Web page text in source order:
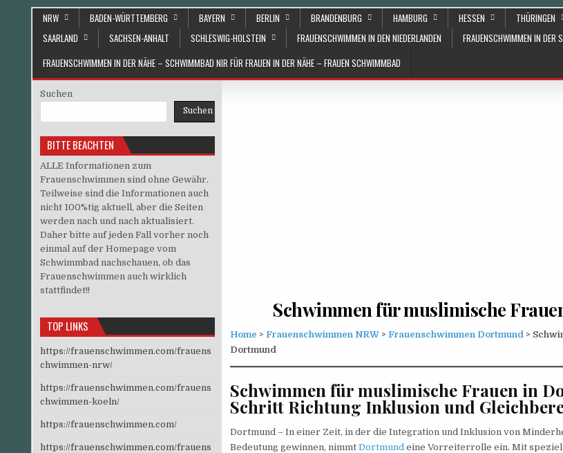
Skip to content
NRW BADEN-WÜRTTEMBERG BAYERN BERLIN BRANDENBURG HAMBURG HESSEN THÜRINGEN
SAARLAND
SACHSEN-ANHALT SCHLESWIG-HOLSTEIN FRAUENSCHWIMMEN IN DEN NIEDERLANDEN FRAUENSCHWIMMEN IN DER
FRAUENSCHWIMMEN IN DER NÄHE – SCHWIMMBAD NIR FÜR FRAUEN IN DER NÄHE – FRAUEN SCHWIMMBAD
Schwimmen für muslimische
Home > Frauenschwimmen NRW> Frauenschwimmen Dortmund>
Dortmund
Schwimmen für muslimische Frauen in
Schritt Richtung Inklusion und
Dortmund – In einer Zeit, in der die Integration und Inklusion von
Bedeutung gewinnen, nimmt Dortmund eine Vorreiterrolle ein. Mit
Suchen
Suchen
BITTE BEACHTEN
ALLE Informationen zum
Frauenschwimmen sind ohne Gewähr.
Teilweise sind die Informationen auch
nicht 100%tig aktuell, aber die Seiten
werden nach und nach aktualisiert.
Daher bitte auf jeden Fall vorher noch
einmal auf der Homepage vom
Schwimmbad nachschauen, ob das
Frauenschwimmen auch wirklich
stattfindet!!
TOP LINKS
https://frauenschwimmen.com/frauens
chwimmen-nrw/
https://frauenschwimmen.com/frauens
chwimmen-koeln/
https://frauenschwimmen.com/
https://frauenschwimmen.com/frauens